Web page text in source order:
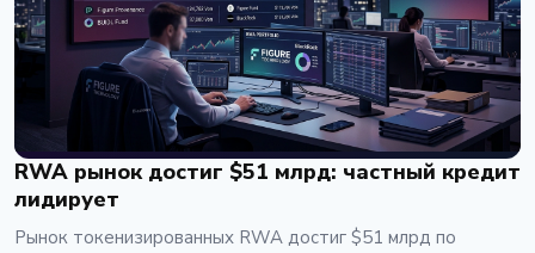
RWA рынок достиг $51 млрд: частный кредит
лидирует
Рынок токенизированных RWA достиг $51 млрд по